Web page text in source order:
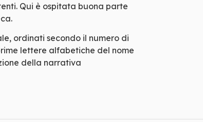
Qui è ospitata buona parte
ordinati secondo il numero di
lettere alfabetiche del nome
della narrativa